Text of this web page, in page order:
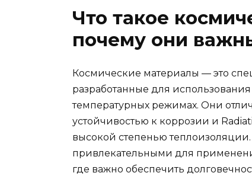
Что такое
почему они
Космические материалы — это
разработанные для
температурных режимах. Они
устойчивостью к коррозии и
высокой степенью
привлекательными для
где важно обеспечить